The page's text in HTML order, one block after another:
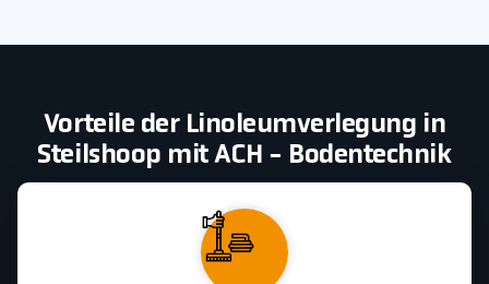
Vorteile der Linoleumverlegung in
Steilshoop mit ACH - Bodentechnik